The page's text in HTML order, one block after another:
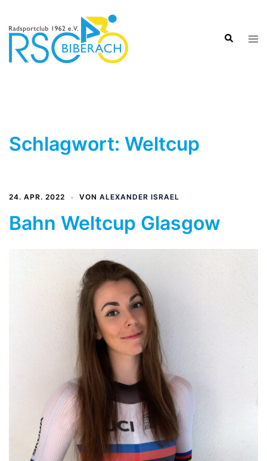
Inhalt
springen
Suche
Schlagwort: Weltcup
24. APR. 2022 VON ALEXANDER ISRAEL
Bahn Weltcup Glasgow